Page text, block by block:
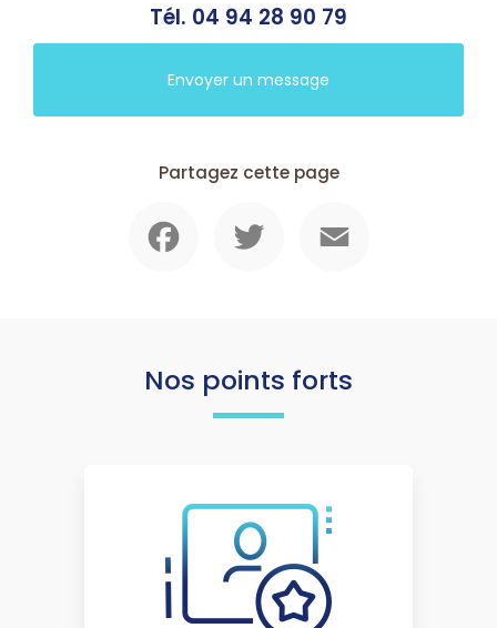
Tél. 04 94 28 90 79
Envoyer un message
Partagez cette page
Nos points forts